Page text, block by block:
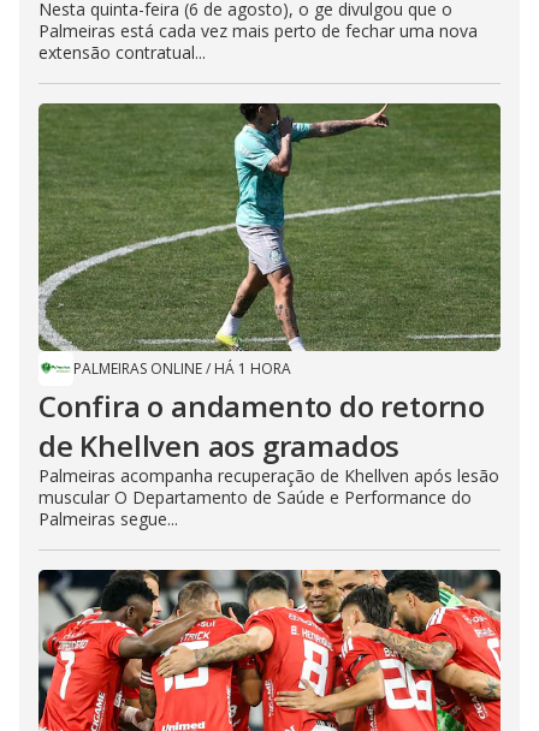
Nesta quinta-feira (6 de agosto), o ge divulgou que o
Palmeiras está cada vez mais perto de fechar uma nova
extensão contratual...
PALMEIRAS ONLINE/ HÁ 1 HORA
Confira o andamento do retorno
de Khellven aos gramados
Palmeiras acompanha recuperação de Khellven após lesão
muscular O Departamento de Saúde e Performance do
Palmeiras segue...